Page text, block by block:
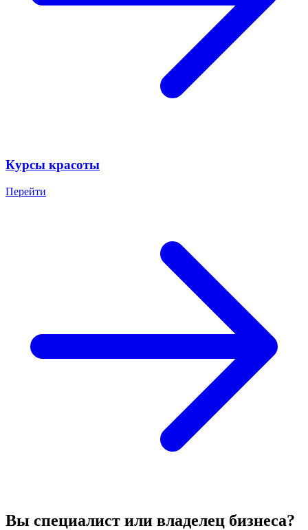
Курсы красоты
Перейти
Вы специалист или владелец бизнеса?